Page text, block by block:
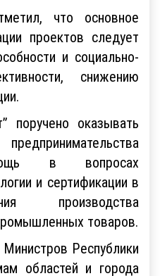
что основное
проектов следует
и социально-
снижению
поручено оказывать
в вопросах
и сертификации в
производства
товаров.
Республики
областей и города